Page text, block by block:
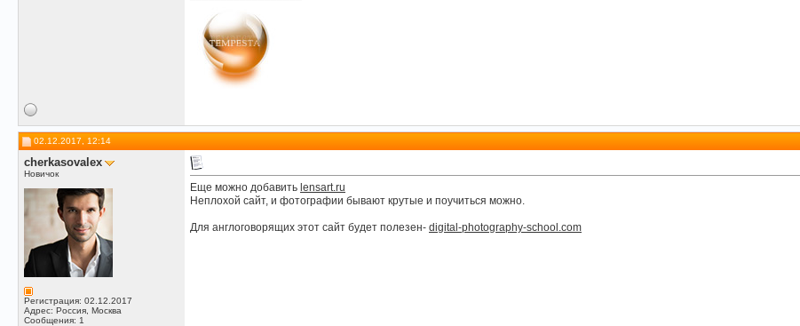
02.12.2017, 12:14
сherkasovalex
Новичок
Регистрация: 02.12.2017
Адрес: Россия, Москва
Сообщения: 1
Еще можно добавить lensart.ru
Неплохой сайт, и фотографии бывают крутые и поучиться можно.
Для англоговорящих этот сайт будет полезен- digital-photography-school.com